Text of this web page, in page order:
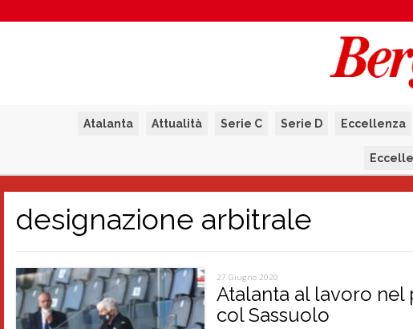
Atalanta Attualità Serie C Serie D Eccellenza
designazione arbitrale
27 Giugno 2020
Atalanta al lavoro nel
col Sassuolo